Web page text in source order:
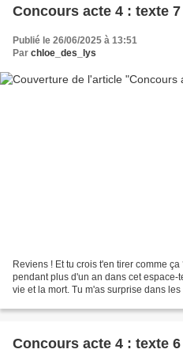
Concours acte 4 : texte 7
Publié le 26/06/2025 à 13:51
Par chloe_des_lys
Reviens ! Et tu crois t'en tirer comme
pendant plus d'un an dans cet
vie et la mort. Tu m'as surprise dans
Concours acte 4 : texte 6